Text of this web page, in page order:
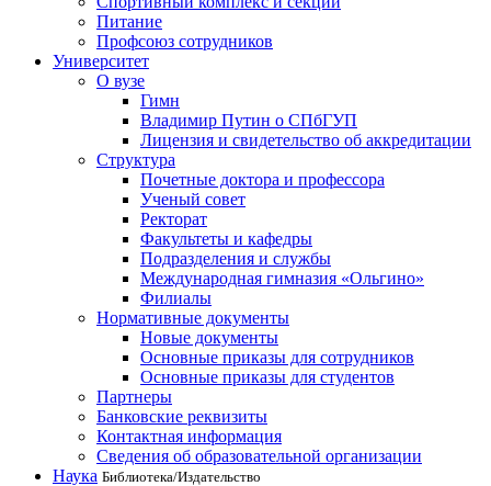
Питание
Профсоюз сотрудников
Университет
О вузе
Гимн
Владимир Путин о СПбГУП
Лицензия и свидетельство об аккредитации
Структура
Почетные доктора и профессора
Ученый совет
Ректорат
Факультеты и кафедры
Подразделения и службы
Международная гимназия «Ольгино»
Филиалы
Нормативные документы
Новые документы
Основные приказы для сотрудников
Основные приказы для студентов
Партнеры
Банковские реквизиты
Контактная информация
Сведения об образовательной организации
Наука Библиотека/Издательство